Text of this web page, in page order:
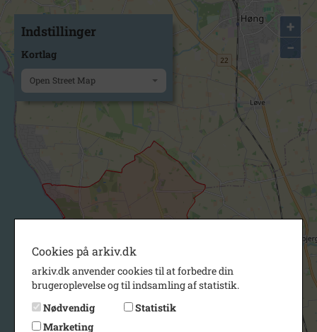
+
−
Indstillinger
Kortlag
Open Street Map
Cookies på arkiv.dk
arkiv.dk anvender cookies til at forbedre din
brugeroplevelse og til indsamling af statistik.
Nødvendig
Statistik
Marketing